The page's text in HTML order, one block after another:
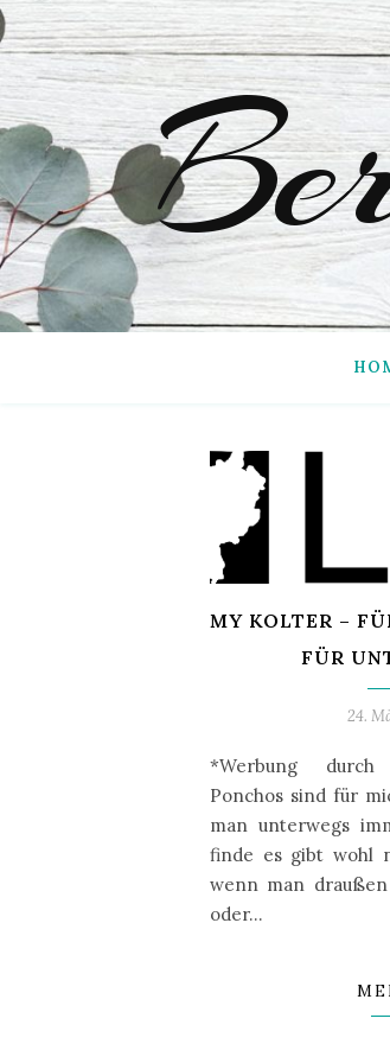
MY KOLTER –
FÜR
24.
*Werbung durch
Ponchos sind für
man unterwegs
finde es gibt wohl
wenn man
oder…